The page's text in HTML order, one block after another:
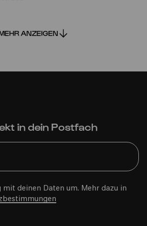
ANZEIGEN
in dein Postfach
deinen Daten um. Mehr dazu in